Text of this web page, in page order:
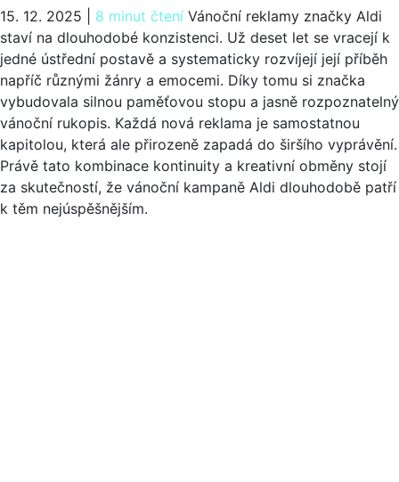
15. 12. 2025 8 minut čtení Vánoční reklamy značky Aldi
staví na dlouhodobé konzistenci. Už deset let se vracejí k
jedné ústřední postavě a systematicky rozvíjejí její příběh
napříč různými žánry a emocemi. Díky tomu si značka
vybudovala silnou paměťovou stopu a jasně rozpoznatelný
vánoční rukopis. Každá nová reklama je samostatnou
kapitolou, která ale přirozeně zapadá do širšího vyprávění.
Právě tato kombinace kontinuity a kreativní obměny stojí
za skutečností, že vánoční kampaně Aldi dlouhodobě patří
k těm nejúspěšnějším.